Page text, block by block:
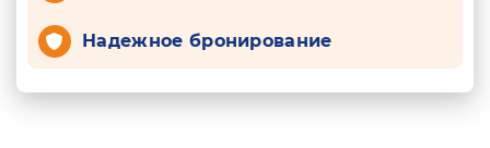
Надежное бронирование